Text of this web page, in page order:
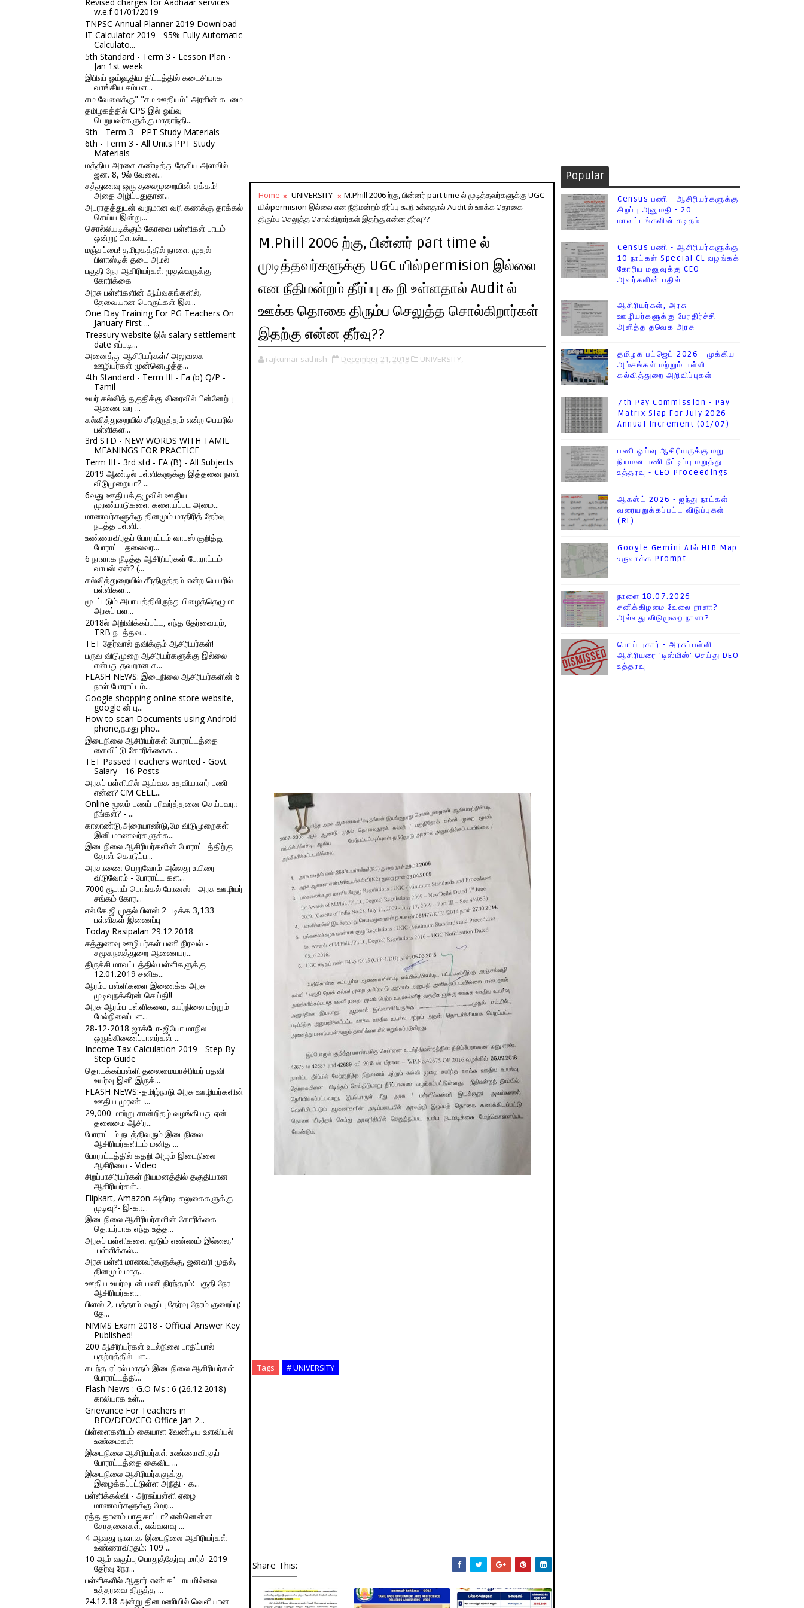
w.e.f 01/01/2019
TNPSC Annual Planner 2019 Download
IT Calculator 2019 - 95% Fully Automatic
Calculato...
5th Standard - Term 3 - Lesson Plan -
Jan 1st week
இபிஎப் ஓய்வூதிய திட்டத்தில் கடைசியாக
வாங்கிய சம்பள...
சம வேலைக்கு" "சம ஊதியம்" அரசின் கடமை
தமிழகத்தில் CPS இல் ஓய்வு
பெறுபவர்களுக்கு மாதாந்தி...
9th - Term 3 - PPT Study Materials
6th - Term 3 - All Units PPT Study
Materials
மத்திய அரசை கண்டித்து தேசிய அளவில்
ஜன. 8, 9ல் வேலை...
சத்துணவு ஒரு தலைமுறையின் ஏக்கம்! -
அதை அழிப்பதுதான...
அபராதத்துடன் வருமான வரி கணக்கு தாக்கல்
செய்ய இன்று...
சொல்லியடிக்கும் கோவை பள்ளிகள் பாடம்
ஒன்று; பிளாஸ்ட...
மஞ்சப்பை! தமிழகத்தில் நாளை முதல்
பிளாஸ்டிக் தடை அமல்
பகுதி நேர ஆசிரியர்கள் முதல்வருக்கு
கோரிக்கை
அரசு பள்ளிகளின் ஆய்வகங்களில்,
தேவையான பொருட்கள் இல...
One Day Training For PG Teachers On
January First ...
Treasury website இல் salary settlement
date எப்படி...
அனைத்து ஆசிரியர்கள்/ அலுவலக
ஊழியர்கள் முன்னெழுத்த...
4th Standard - Term III - Fa (b) Q/P -
Tamil
உயர் கல்வித் தகுதிக்கு விரைவில் பின்னேற்பு
ஆணை வர ...
கல்வித்துறையில் சீர்திருத்தம் என்ற பெயரில்
பள்ளிகள...
3rd STD - NEW WORDS WITH TAMIL
MEANINGS FOR PRACTICE
Term III - 3rd std - FA (B) - All Subjects
2019 ஆண்டில் பள்ளிகளுக்கு இத்தனை நாள்
விடுமுறையா? ...
6வது ஊதியக்குழுவில் ஊதிய
முரண்பாடுகளை களையப்பட அமை...
மாணவர்களுக்கு தினமும் மாதிரித் தேர்வு
நடத்த பள்ளி...
உண்ணாவிரதப் போராட்டம் வாபஸ் குறித்து
போராட்ட தலைவர...
6 நாளாக நீடித்த ஆசிரியர்கள் போராட்டம்
வாபஸ் ஏன்? (...
கல்வித்துறையில் சீர்திருத்தம் என்ற பெயரில்
பள்ளிகள...
மூடப்படும் அபாயத்திலிருந்து பிழைத்தெழுமா
அரசுப் பள...
2018ல் அறிவிக்கப்பட்ட, எந்த தேர்வையும்,
TRB நடத்தவ...
TET தேர்வால் தவிக்கும் ஆசிரியர்கள்!
பருவ விடுமுறை ஆசிரியர்களுக்கு இல்லை
என்பது தவறான ச...
FLASH NEWS: இடைநிலை ஆசிரியர்களின் 6
நாள் போராட்டம்...
Google shopping online store website,
google ன் பு...
How to scan Documents using Android
phone,நமது pho...
இடைநிலை ஆசிரியர்கள் போராட்டத்தை
கைவிட்டு கோரிக்கைக...
TET Passed Teachers wanted - Govt
Salary - 16 Posts
அரசுப் பள்ளியில் ஆய்வக உதவியாளர் பணி
என்ன? CM CELL...
Online மூலம் பணப் பரிவர்த்தனை செய்பவரா
நீங்கள்? - ...
காலாண்டு,அரையாண்டு,மே விடுமுறைகள்
இனி மாணவர்களுக்க...
இடைநிலை ஆசிரியர்களின் போராட்டத்திற்கு
தோள் கொடுப்ப...
அரசாணை பெறுவோம் அல்லது உயிரை
விடுவோம் - போராட்ட கள...
7000 ரூபாய் பொங்கல் போனஸ் - அரசு ஊழியர்
சங்கம் கோர...
எல்.கே.ஜி முதல் பிளஸ் 2 படிக்க 3,133
பள்ளிகள் இணைப்பு
Today Rasipalan 29.12.2018
சத்துணவு ஊழியர்கள் பணி நிரவல் -
சமூகநலத்துறை ஆணையர...
திருச்சி மாவட்டத்தில் பள்ளிகளுக்கு
12.01.2019 சனிக...
ஆரம்ப பள்ளிகளை இணைக்க அரசு
முடிவுநக்கீரன் செய்தி!!
அரசு ஆரம்ப பள்ளிகளை, உயர்நிலை மற்றும்
மேல்நிலைப்பள...
28-12-2018 ஜாக்டோ-ஜியோ மாநில
ஒருங்கிணைப்பாளர்கள் ...
Income Tax Calculation 2019 - Step By
Step Guide
தொடக்கப்பள்ளி தலைமையாசிரியர் பதவி
உயர்வு இனி இருக்...
FLASH NEWS:-தமிழ்நாடு அரசு ஊழியர்களின்
ஊதிய முரண்ப...
29,000 மாற்று சான்றிதழ் வழங்கியது ஏன் -
தலைமை ஆசிர...
போராட்டம் நடத்திவரும் இடைநிலை
ஆசிரியர்களிடம் மனித ...
போராட்டத்தில் கதறி அழும் இடைநிலை
ஆசிரியை - Video
சிறப்பாசிரியர்கள் நியமனத்தில் தகுதியான
ஆசிரியர்கள்...
Flipkart, Amazon அதிரடி சலுகைகளுக்கு
முடிவு?- இ-கா...
இடைநிலை ஆசிரியர்களின் கோரிக்கை
தொடர்பாக எந்த உத்த...
அரசுப் பள்ளிகளை மூடும் எண்ணம் இல்லை,''
-பள்ளிக்கல்...
அரசு பள்ளி மாணவர்களுக்கு, ஜனவரி முதல்,
தினமும் மாத...
ஊதிய உயர்வுடன் பணி நிரந்தரம்: பகுதி நேர
ஆசிரியர்கள...
பிளஸ் 2, பத்தாம் வகுப்பு தேர்வு நேரம் குறைப்பு:
தே...
NMMS Exam 2018 - Official Answer Key
Published!
200 ஆசிரியர்கள் உடல்நிலை பாதிப்பால்
பதற்றத்தில் பள...
கடந்த ஏப்ரல் மாதம் இடைநிலை ஆசிரியர்கள்
போராட்டத்தி...
Flash News : G.O Ms : 6 (26.12.2018) -
காலியாக உள்...
Grievance For Teachers in
BEO/DEO/CEO Office Jan 2...
பிள்ளைகளிடம் கையாள வேண்டிய உளவியல்
உண்மைகள்
இடைநிலை ஆசிரியர்கள் உண்ணாவிரதப்
போராட்டத்தை கைவிட ...
இடைநிலை ஆசிரியர்களுக்கு
இழைக்கப்பட்டுள்ள அநீதி - க...
பள்ளிக்கல்வி - அரசுப்பள்ளி ஏழை
மாணவர்களுக்கு மேற...
ரத்த தானம் பாதுகாப்பா? என்னென்ன
சோதனைகள், எவ்வளவு ...
4-ஆவது நாளாக இடைநிலை ஆசிரியர்கள்
உண்ணாவிரதம்: 109 ...
10 ஆம் வகுப்பு பொதுத்தேர்வு மார்ச் 2019
தேர்வு நேர...
பள்ளிகளில் ஆதார் எண் கட்டாயமில்லை
உத்தரவை திருத்த ...
24.12.18 அன்று தினமணியில் வெளியான
Home UNIVERSITY
M.Phill 2006 ற்கு, பின்னர் part time ல் முடித்தவர்களுக்கு UGC
யில்permision இல்லை என நீதிமன்றம் தீர்ப்பு கூறி உள்ளதால் Audit ல் ஊக்க தொகை
திரும்ப செலுத்த சொல்கிறார்கள் இதற்கு என்ன தீர்வு??
M.Phill 2006 ற்கு, பின்னர் part time ல்
முடித்தவர்களுக்கு UGC யில்permision இல்லை
என நீதிமன்றம் தீர்ப்பு கூறி உள்ளதால் Audit ல்
ஊக்க தொகை திரும்ப செலுத்த சொல்கிறார்கள்
இதற்கு என்ன தீர்வு??
rajkumar sathish December 21, 2018 UNIVERSITY,
Tags # UNIVERSITY
Share This:
Popular
Census பணி - ஆசிரியர்களுக்கு
சிறப்பு அனுமதி - 20
மாவட்டங்களின் கடிதம்
Census பணி - ஆசிரியர்களுக்கு
10 நாட்கள் Special CL வழங்கக்
கோரிய மனுவுக்கு CEO
அவர்களின் பதில்
ஆசிரியர்கள், அரசு
ஊழியர்களுக்கு பேரதிர்ச்சி
அளித்த தவெக அரசு
தமிழக பட்ஜெட் 2026 - முக்கிய
அம்சங்கள் மற்றும் பள்ளி
கல்வித்துறை அறிவிப்புகள்
7th Pay Commission - Pay
Matrix Slap For July 2026 -
Annual Increment (01/07)
பணி ஓய்வு ஆசிரியருக்கு மறு
நியமன பணி நீட்டிப்பு மறுத்து
உத்தரவு - CEO Proceedings
ஆகஸ்ட் 2026 - ஐந்து நாட்கள்
வரையறுக்கப்பட்ட விடுப்புகள்
(RL)
Google Gemini AIல் HLB Map
உருவாக்க Prompt
நாளை 18.07.2026
சனிக்கிழமை வேலை நாளா?
அல்லது விடுமுறை நாளா?
பொய் புகார் - அரசுப்பள்ளி
ஆசிரியரை 'டிஸ்மிஸ்' செய்து DEO
உத்தரவு